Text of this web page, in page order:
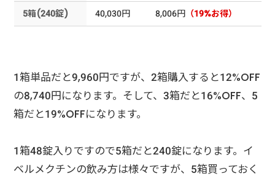
5箱(240錠) 40,030円 8,006円（19%お得）
1箱単品だと9,960円ですが、2箱購入すると12%OFF
の8,740円になります。そして、3箱だと16%OFF、5
箱だと19%OFFになります。
1箱48錠入りですので5箱だと240錠になります。イ
ベルメクチンの飲み方は様々ですが、5箱買っておく